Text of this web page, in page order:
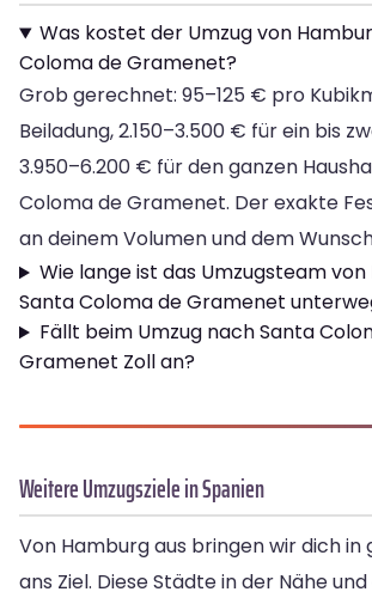
Was kostet der Umzug von
Coloma de Gramenet?
Grob gerechnet: 95–125 € pro
Beiladung, 2.150–3.500 € für ein bis
3.950–6.200 € für den ganzen
Coloma de Gramenet. Der exakte
an deinem Volumen und dem
Wie lange ist das Umzugsteam
Santa Coloma de Gramenet
Fällt beim Umzug nach Santa
Gramenet Zoll an?
Weitere Umzugsziele in Spanien
Von Hamburg aus bringen wir dich in
ans Ziel. Diese Städte in der Nähe